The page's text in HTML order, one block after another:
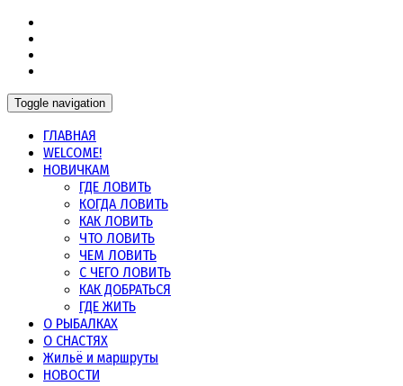
Морская рыбалка
Морская рыбалка в Норвегии, в Мурманской области и
других северных морях
Toggle navigation
ГЛАВНАЯ
WELCOME!
НОВИЧКАМ
ГДЕ ЛОВИТЬ
КОГДА ЛОВИТЬ
КАК ЛОВИТЬ
ЧТО ЛОВИТЬ
ЧЕМ ЛОВИТЬ
С ЧЕГО ЛОВИТЬ
КАК ДОБРАТЬСЯ
ГДЕ ЖИТЬ
О РЫБАЛКАХ
О СНАСТЯХ
Жильё и маршруты
НОВОСТИ